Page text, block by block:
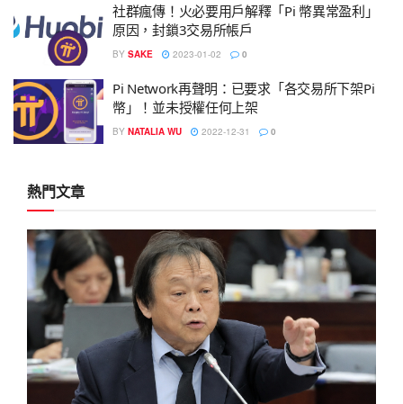
社群瘋傳！火必要用戶解釋「Pi 幣異常盈利」
原因，封鎖3交易所帳戶
BY SAKE 2023-01-02 0
Pi Network再聲明：已要求「各交易所下架Pi
幣」！並未授權任何上架
BY NATALIA WU 2022-12-31 0
熱門文章